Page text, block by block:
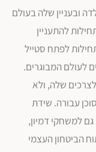
ובעניין שלה בעולם
להתעניין
מתחילות לפתח סטייל
לעולם המבוגרים.
שלה, ולא
עבורה. שידת
למשחקי דמיון,
הביטחון העצמי